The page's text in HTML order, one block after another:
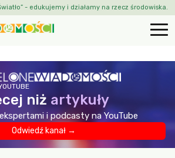
- edukujemy i działamy na rzecz środowiska.
niż artykuły
i podcasty na YouTube
Odwiedź kanał →